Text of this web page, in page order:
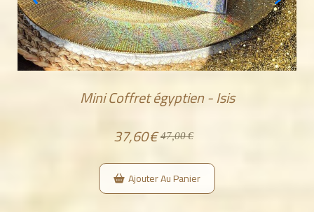
Mini Coffret égyptien - Isis
37,60